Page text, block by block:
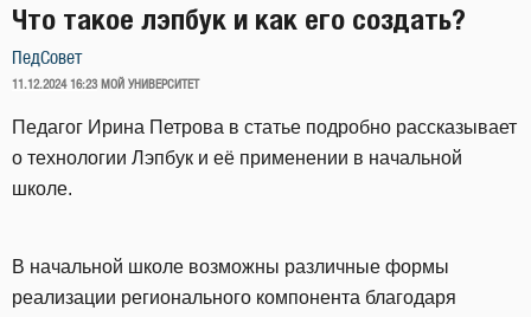
Что такое лэпбук и как его создать?
ПедСовет
ОПУБЛИКОВАНО
11.12.2024 16:23 МОЙ УНИВЕРСИТЕТ
Педагог Ирина Петрова в статье подробно рассказывает
о технологии Лэпбук и её применении в начальной
школе.
В начальной школе возможны различные формы
реализации регионального компонента благодаря